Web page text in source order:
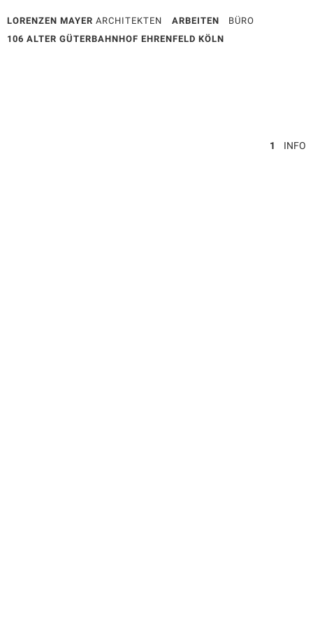
LORENZEN MAYER ARCHITEKTEN ARBEITEN
BÜRO
106 ALTER GÜTERBAHNHOF EHRENFELD KÖLN
1 INFO